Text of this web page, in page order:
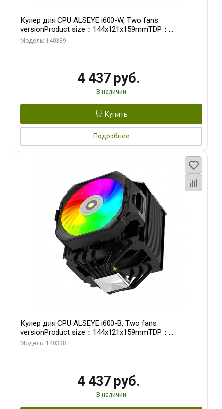
Кулер для CPU ALSEYE i600-W, Two fans
versionProduct size：144x121x159mmTDP：
270WSoldering technology CD textureApplication:Intel：
Модель: 140339
4 437 руб.
В наличии
Купить
Подробнее
Кулер для CPU ALSEYE i600-B, Two fans
versionProduct size：144x121x159mmTDP：
270WSoldering technology CD textureApplication:Intel：
Модель: 140338
4 437 руб.
В наличии